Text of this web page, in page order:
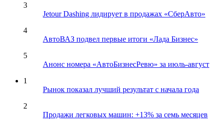
3
Jetour Dashing лидирует в продажах «СберАвто»
4
АвтоВАЗ подвел первые итоги «Лада Бизнес»
5
Анонс номера «АвтоБизнесРевю» за июль-август
1
Рынок показал лучший результат с начала года
2
Продажи легковых машин: +13% за семь месяцев